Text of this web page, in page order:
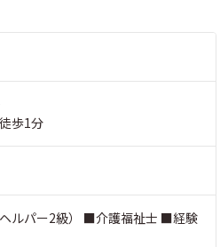
歩1分
ルパー2級） ■介護福祉士 ■経験